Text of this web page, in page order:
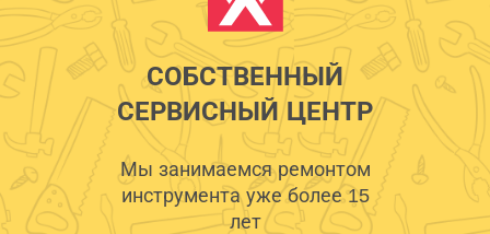
СОБСТВЕННЫЙ
СЕРВИСНЫЙ ЦЕНТР
Мы занимаемся ремонтом
инструмента уже более 15
лет